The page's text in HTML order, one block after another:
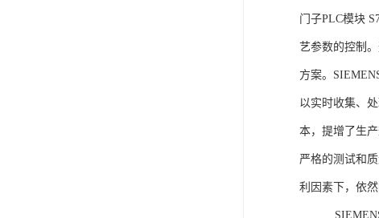
门子PLC模块
艺参数的控制
方案。
以实时收集、
本，提增了生
严格的测试和
利因素下，依
SIEMENS西